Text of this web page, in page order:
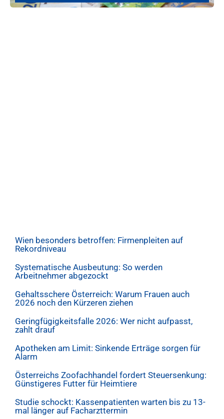
Wien besonders betroffen: Firmenpleiten auf
Rekordniveau
Systematische Ausbeutung: So werden
Arbeitnehmer abgezockt
Gehaltsschere Österreich: Warum Frauen auch
2026 noch den Kürzeren ziehen
Geringfügigkeitsfalle 2026: Wer nicht aufpasst,
zahlt drauf
Apotheken am Limit: Sinkende Erträge sorgen für
Alarm
Österreichs Zoofachhandel fordert Steuersenkung:
Günstigeres Futter für Heimtiere
Studie schockt: Kassenpatienten warten bis zu 13-
mal länger auf Facharzttermin